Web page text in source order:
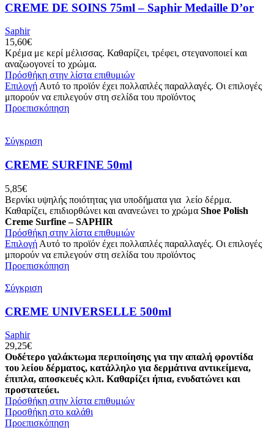
CREME DE SOINS 75ml – Saphir Medaille D’or
Saphir
15,60€
Κρέμα με κερί μέλισσας. Καθαρίζει, τρέφει, στεγανοποιεί και
αναζωογονεί το χρώμα.
Πρόσθήκη στην λίστα επιθυμιών
Επιλογή Αυτό το προϊόν έχει πολλαπλές παραλλαγές. Οι επιλογές
μπορούν να επιλεγούν στη σελίδα του προϊόντος
Προεπισκόπηση
Σύγκριση
CREME SURFINE 50ml
5,85€
Βερνίκι υψηλής ποιότητας για υποδήματα για λείο δέρμα.
Καθαρίζει, επιδιορθώνει και ανανεώνει το χρώμα Shoe Polish
Creme Surfine – SAPHIR
Πρόσθήκη στην λίστα επιθυμιών
Επιλογή Αυτό το προϊόν έχει πολλαπλές παραλλαγές. Οι επιλογές
μπορούν να επιλεγούν στη σελίδα του προϊόντος
Προεπισκόπηση
Σύγκριση
CREME UNIVERSELLE 500ml
Saphir
29,25€
Ουδέτερο γαλάκτωμα περιποίησης για την απαλή φροντίδα
του λείου δέρματος, κατάλληλο για δερμάτινα αντικείμενα,
έπιπλα, αποσκευές κλπ. Καθαρίζει ήπια, ενυδατώνει και
προστατεύει.
Πρόσθήκη στην λίστα επιθυμιών
Προσθήκη στο καλάθι
Προεπισκόπηση